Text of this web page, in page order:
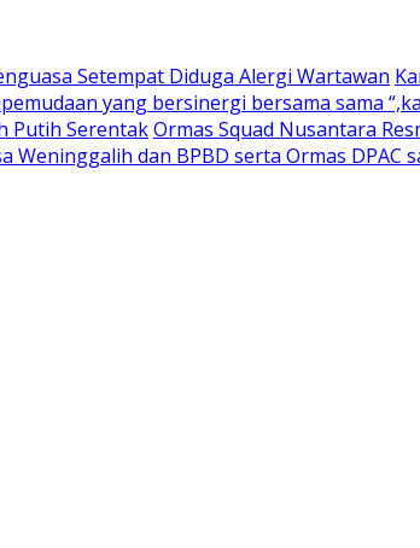
Setempat Diduga Alergi Wartawan
yang bersinergi bersama sama
Putih SerentakOrmas Squad Nusantara
Weninggalih dan BPBD serta Ormas